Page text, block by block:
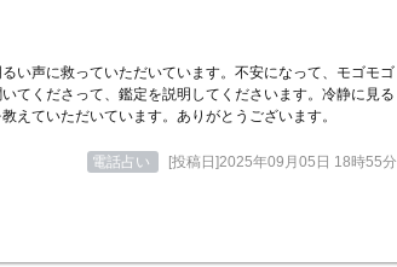
い声に救っていただいています。不安になって、モゴモゴ
てくださって、鑑定を説明してくださいます。冷静に見る
えていただいています。ありがとうございます。
電話占い [投稿日]2025年09月05日 18時55分